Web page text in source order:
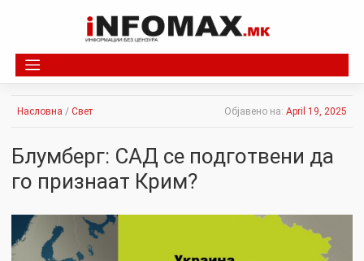
Насловна / Свет Објавено на: April 19, 2025
Блумберг: САД се подготвени да
го признаат Крим?